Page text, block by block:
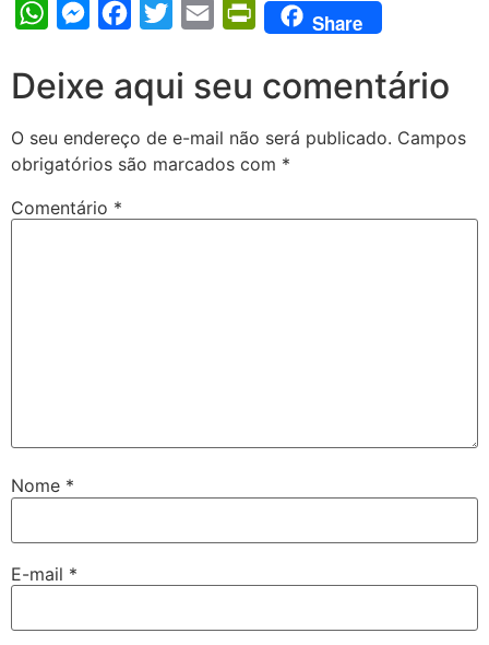
WhatsAppMessengerFacebook
Twitter Email PrintFriendly
Share
Deixe aqui seu comentário
O seu endereço de e-mail não será publicado. Campos
obrigatórios são marcados com *
Comentário *
Nome *
E-mail *